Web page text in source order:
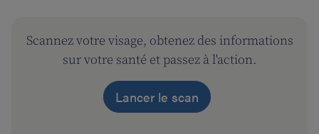
Scannez votre visage, obtenez des informations
sur votre santé et passez à l'action.
Lancer le scan